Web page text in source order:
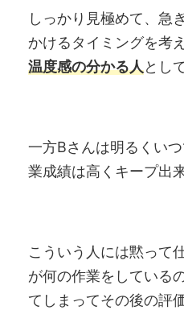
しっかり見極めて、急
かけるタイミングを考
温度感の分かる人とし
一方Bさんは明るくい
業成績は高くキープ出
こういう人には黙って
が何の作業をしている
てしまってその後の評